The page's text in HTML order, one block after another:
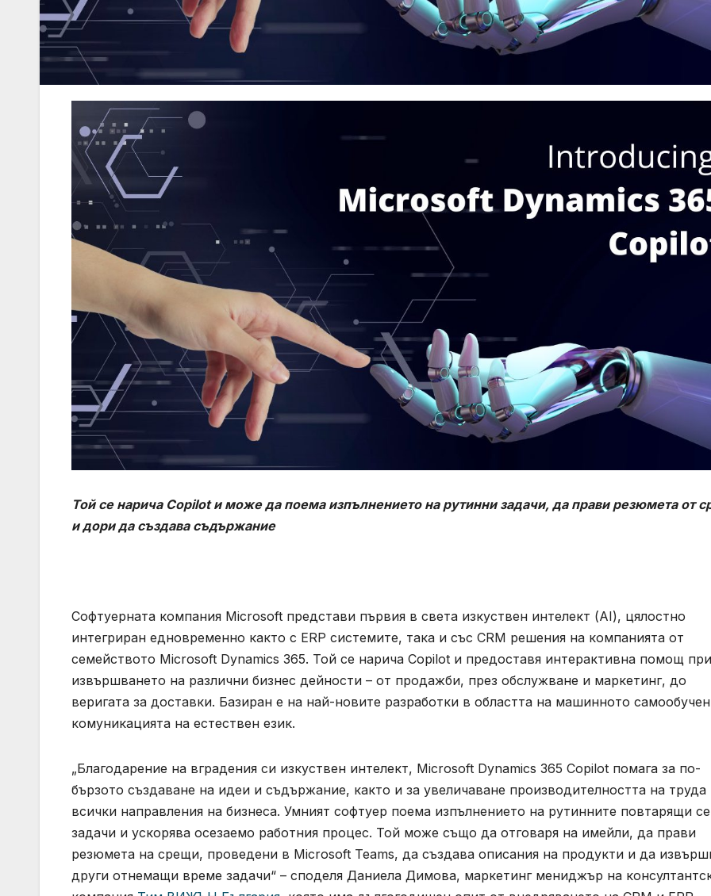
Той се нарича Copilotи може да поема изпълнението на рутинни задачи, да прави резюмета от
и дори да създава съдържание
Софтуерната компания Microsoft представи първия в света изкуствен интелект (AI), цялостно
интегриран едновременно както с ERP системите, така и със CRM решения на компанията от
семейството Microsoft Dynamics 365. Той се нарича Copilot и предоставя интерактивна помощ при
извършването на различни бизнес дейности – от продажби, през обслужване и маркетинг, до
веригата за доставки. Базиран е на най-новите разработки в областта на машинното
комуникацията на естествен език.
„Благодарение на вградения си изкуствен интелект, Microsoft Dynamics 365 Copilot помага за по-
бързото създаване на идеи и съдържание, както и за увеличаване производителността на труда
всички направления на бизнеса. Умният софтуер поема изпълнението на рутинните повтарящи се
задачи и ускорява осезаемо работния процес. Той може също да отговаря на имейли, да прави
резюмета на срещи, проведени в Microsoft Teams, да създава описания на продукти и да
други отнемащи време задачи“ – споделя Даниела Димова, маркетинг мениджър на